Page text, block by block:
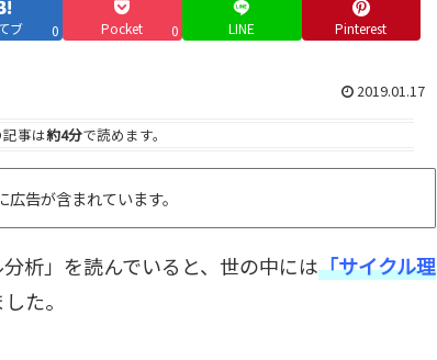
ブ 0 Pocket 0 LINE Pinterest
2019.01.17
記事は約4分で読めます。
広告が含まれています。
析」を読んでいると、世の中には「サイクル理
た。